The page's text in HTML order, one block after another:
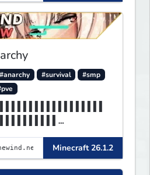
#anarchy #survival
#smp
Minecraft 26.1.2